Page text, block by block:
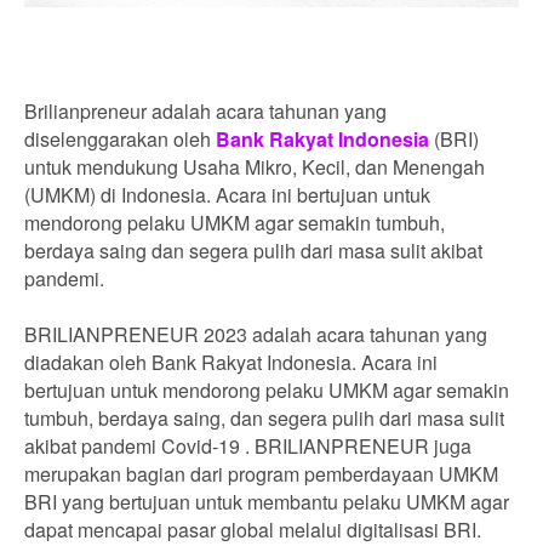
Brilianpreneur adalah acara tahunan yang
diselenggarakan oleh Bank Rakyat Indonesia (BRI)
untuk mendukung Usaha Mikro, Kecil, dan Menengah
(UMKM) di Indonesia. Acara ini bertujuan untuk
mendorong pelaku UMKM agar semakin tumbuh,
berdaya saing dan segera pulih dari masa sulit akibat
pandemi.
BRILIANPRENEUR 2023 adalah acara tahunan yang
diadakan oleh Bank Rakyat Indonesia. Acara ini
bertujuan untuk mendorong pelaku UMKM agar semakin
tumbuh, berdaya saing, dan segera pulih dari masa sulit
akibat pandemi Covid-19 . BRILIANPRENEUR juga
merupakan bagian dari program pemberdayaan UMKM
BRI yang bertujuan untuk membantu pelaku UMKM agar
dapat mencapai pasar global melalui digitalisasi BRI.